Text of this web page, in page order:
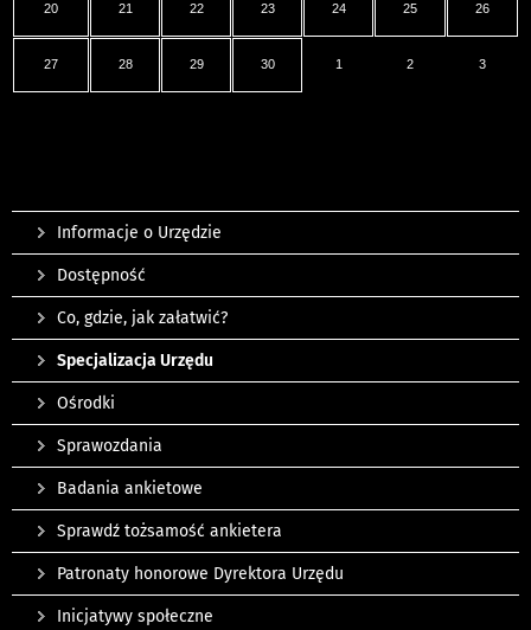
20 21 22 23 24 25 26
27 28 29 30 1 2 3
Informacje o Urzędzie
Dostępność
Co, gdzie, jak załatwić?
Specjalizacja Urzędu
Ośrodki
Sprawozdania
Badania ankietowe
Sprawdź tożsamość ankietera
Patronaty honorowe Dyrektora Urzędu
Inicjatywy społeczne